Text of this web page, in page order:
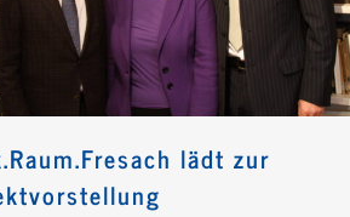
lädt zur